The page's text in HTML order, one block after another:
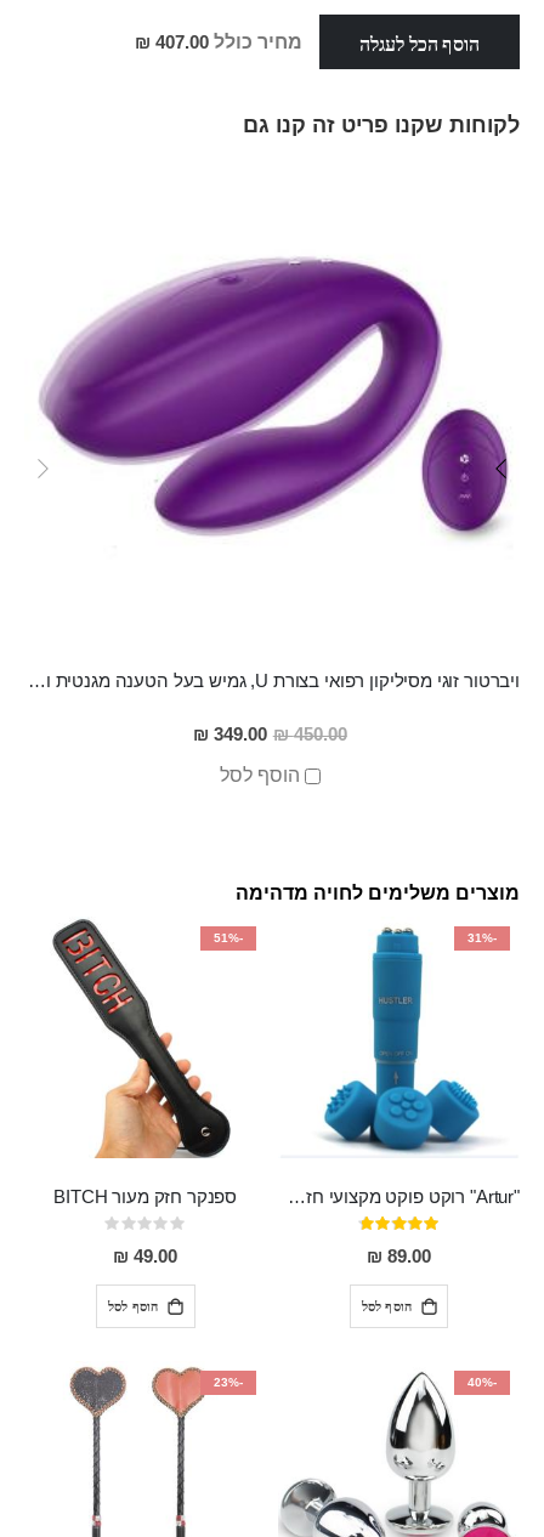
הוסף הכל לעגלה מחיר כולל 407.00 ₪
לקוחות שקנו פריט זה קנו גם
ויברטור זוגי מסיליקון רפואי בצורת U, גמיש בעל הטענה מגנטית ומבנה מיוחד לנקודת ה-ג , עם שלט אל חוטי SATISFY HER
450.00 ₪
מחיר
מבצע
349.00 ₪
הוסף לסל
מוצרים משלימים לחויה מדהימה
-31%
"Artur" רוקט פוקט מקצועי חזק במיוחד
דירוג:
95%
89.00 ₪
הוסף לסל
-51%
ספנקר חזק מעור BITCH
Rating:
0%
49.00 ₪
הוסף לסל
-40%
-23%